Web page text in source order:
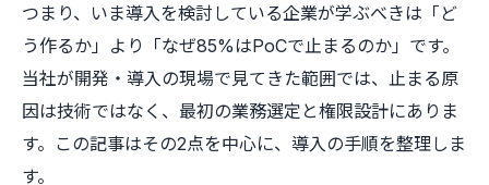
つまり、いま導入を検討している企業が学ぶべきは「ど
う作るか」より「なぜ85%はPoCで止まるのか」です。
当社が開発・導入の現場で見てきた範囲では、止まる原
因は技術ではなく、最初の業務選定と権限設計にありま
す。この記事はその2点を中心に、導入の手順を整理しま
す。